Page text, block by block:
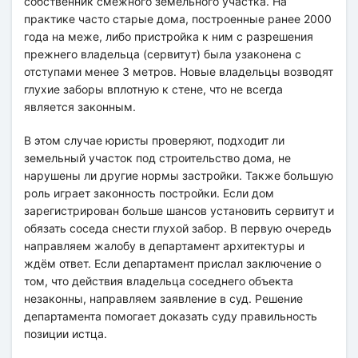
практике часто старые дома, построенные ранее 2000
года на меже, либо пристройка к ним с разрешения
прежнего владельца (сервитут) была узаконена с
отступами менее 3 метров. Новые владельцы возводят
глухие заборы вплотную к стене, что не всегда
является законным.
В этом случае юристы проверяют, подходит ли
земельный участок под строительство дома, не
нарушены ли другие нормы застройки. Также большую
роль играет законность постройки. Если дом
зарегистрирован больше шансов установить сервитут и
обязать соседа снести глухой забор. В первую очередь
направляем жалобу в департамент архитектуры и
ждём ответ. Если департамент прислал заключение о
том, что действия владельца соседнего объекта
незаконны, направляем заявление в суд. Решение
департамента помогает доказать суду правильность
позиции истца.